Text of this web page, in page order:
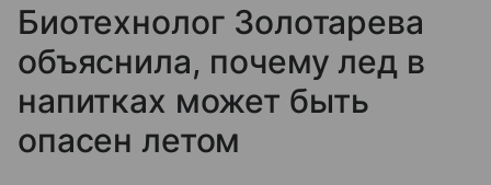
Биотехнолог Золотарева
объяснила, почему лед в
напитках может быть
опасен летом